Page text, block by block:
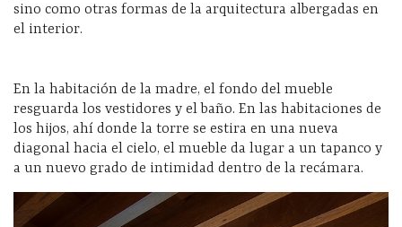
sino como otras formas de la arquitectura albergadas en
el interior.
En la habitación de la madre, el fondo del mueble
resguarda los vestidores y el baño. En las habitaciones de
los hijos, ahí donde la torre se estira en una nueva
diagonal hacia el cielo, el mueble da lugar a un tapanco y
a un nuevo grado de intimidad dentro de la recámara.